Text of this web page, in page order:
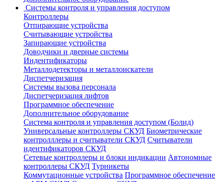
Системы контроля и управления доступом
Контроллеры
Отпирающие устройства
Считывающие устройства
Запирающие устройства
Доводчики и дверные системы
Индентификаторы
Металлодетекторы и металлоискатели
Диспетчеризация
Системы вызова персонала
Диспетчеризация лифтов
Программное обеспечение
Дополнительное оборудование
Система контроля и управления доступом (Болид)
Универсальные контроллеры СКУД Биометрические
контролллеры и считыватели СКУД Считыватели
идентификаторов СКУД
Сетевые контроллеры и блоки индикации Автономные
контроллеры СКУД Турникеты
Коммутационные устройства Программное обеспечение